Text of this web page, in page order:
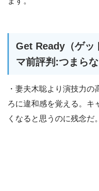
Get Ready（ゲッ
マ前評判:つまら
・妻夫木聡より演技力
ろに違和感を覚える。キ
くなると思うのに残念だ。